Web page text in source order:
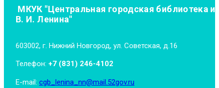
МКУК "Центральная городская библиотека
В. И. Ленина"
603002, г. Нижний Новгород, ул. Советская, д.16
Телефон: +7 (831) 246-4102
E-mail: cgb_lenina_nn@mail.52gov.ru